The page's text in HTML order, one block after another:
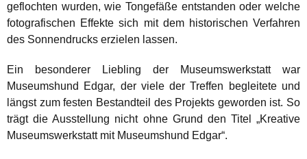
geflochten wurden, wie Tongefäße entstanden oder welche
fotografischen Effekte sich mit dem historischen Verfahren
des Sonnendrucks erzielen lassen.
Ein besonderer Liebling der Museumswerkstatt war
Museumshund Edgar, der viele der Treffen begleitete und
längst zum festen Bestandteil des Projekts geworden ist. So
trägt die Ausstellung nicht ohne Grund den Titel „Kreative
Museumswerkstatt mit Museumshund Edgar“.